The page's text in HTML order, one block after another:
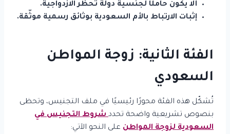
ألا يكون حاملًا لجنسية دولة تحظر الازدواجية.
إثبات الارتباط بالأم السعودية بوثائق رسمية موثّقة.
الفئة الثانية: زوجة المواطن
السعودي
تُشكّل هذه الفئة محورًا رئيسيًا في ملف التجنيس، وتحظى
بنصوص تشريعية واضحة تحدد شروط التجنيس في
السعودية لزوجة المواطن على النحو الآتي: